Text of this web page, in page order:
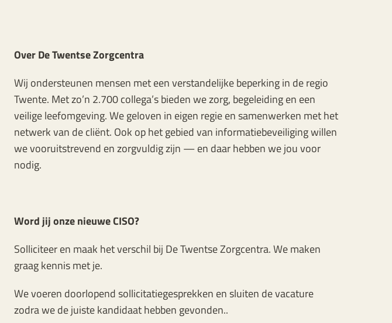
Over De Twentse Zorgcentra
Wij ondersteunen mensen met een verstandelijke beperking in de regio
Twente. Met zo’n 2.700 collega’s bieden we zorg, begeleiding en een
veilige leefomgeving. We geloven in eigen regie en samenwerken met het
netwerk van de cliënt. Ook op het gebied van informatiebeveiliging willen
we vooruitstrevend en zorgvuldig zijn — en daar hebben we jou voor
nodig.
Word jij onze nieuwe CISO?
Solliciteer en maak het verschil bij De Twentse Zorgcentra. We maken
graag kennis met je.
We voeren doorlopend sollicitatiegesprekken en sluiten de vacature
zodra we de juiste kandidaat hebben gevonden..